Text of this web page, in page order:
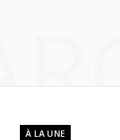
À LA UNE